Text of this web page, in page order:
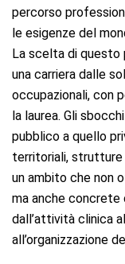
percorso
le esigenze del
La scelta di questo
una carriera dalle
occupazionali, con
la laurea. Gli
pubblico a quello
territoriali, strutture
un ambito che non
ma anche concrete
dall’attività clinica
all’organizzazione